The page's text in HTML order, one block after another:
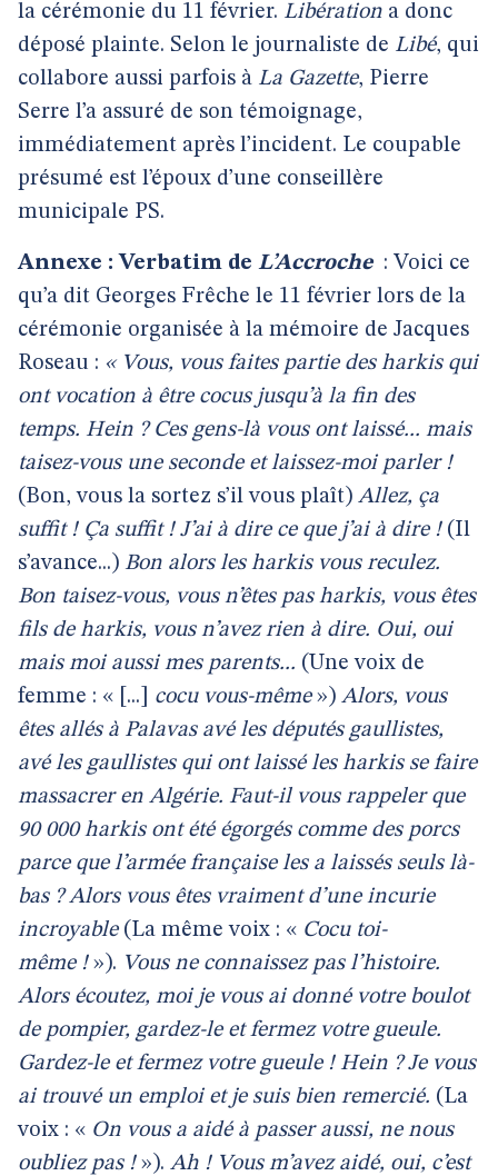
la cérémonie du 11 février. Libération a donc
déposé plainte. Selon le journaliste de Libé, qui
collabore aussi parfois à La Gazette, Pierre
Serre l’a assuré de son témoignage,
immédiatement après l’incident. Le coupable
présumé est l’époux d’une conseillère
municipale PS.
Annexe : Verbatim de L’Accroche : Voici ce
qu’a dit Georges Frêche le 11 février lors de la
cérémonie organisée à la mémoire de Jacques
Roseau : « Vous, vous faites partie des harkis qui
ont vocation à être cocus jusqu’à la fin des
temps. Hein ? Ces gens-là vous ont laissé... mais
taisez-vous une seconde et laissez-moi parler !
(Bon, vous la sortez s’il vous plaît) Allez, ça
suffit ! Ça suffit ! J’ai à dire ce que j’ai à dire ! (Il
s’avance...) Bon alors les harkis vous reculez.
Bon taisez-vous, vous n’êtes pas harkis, vous êtes
fils de harkis, vous n’avez rien à dire. Oui, oui
mais moi aussi mes parents... (Une voix de
femme : « [...] cocu vous-même») Alors, vous
êtes allés à Palavas avé les députés gaullistes,
avé les gaullistes qui ont laissé les harkis se faire
massacrer en Algérie. Faut-il vous rappeler que
90 000 harkis ont été égorgés comme des porcs
parce que l’armée française les a laissés seuls là-
bas ? Alors vous êtes vraiment d’une incurie
incroyable(La même voix : « Cocu toi-
même !»). Vous ne connaissez pas l’histoire.
Alors écoutez, moi je vous ai donné votre boulot
de pompier, gardez-le et fermez votre gueule.
Gardez-le et fermez votre gueule ! Hein ? Je vous
ai trouvé un emploi et je suis bien remercié. (La
voix : « On vous a aidé à passer aussi, ne nous
oubliez pas !»). Ah ! Vous m’avez aidé, oui, c’est